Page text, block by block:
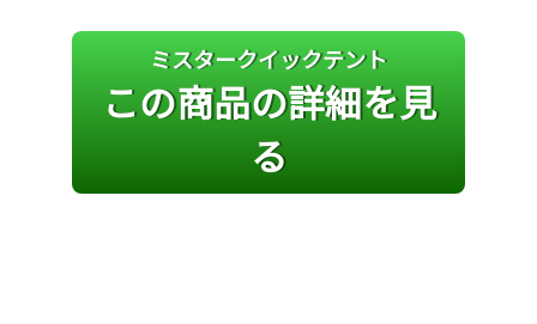
ミスタークイックテント
この商品の詳細を見
る